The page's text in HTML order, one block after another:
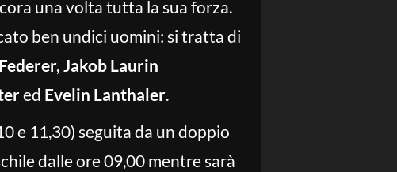
una volta tutta la sua forza.
ben undici uomini: si tratta di
Jakob Laurin
ed Evelin Lanthaler.
e 11,30) seguita da un doppio
dalle ore 09,00 mentre sarà